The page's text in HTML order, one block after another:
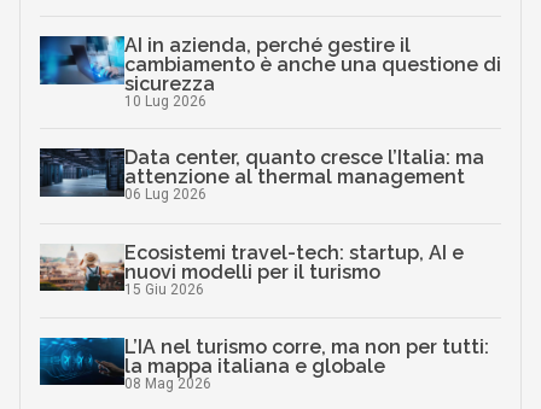
AI in azienda, perché gestire il
cambiamento è anche una questione di
sicurezza
10 Lug 2026
Data center, quanto cresce l’Italia: ma
attenzione al thermal management
06 Lug 2026
Ecosistemi travel-tech: startup, AI e
nuovi modelli per il turismo
15 Giu 2026
L’IA nel turismo corre, ma non per tutti:
la mappa italiana e globale
08 Mag 2026